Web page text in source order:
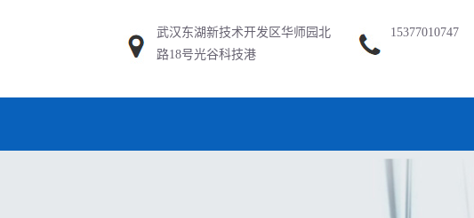
武汉东湖新技术开发区华师园北
路18号光谷科技港
15377010747